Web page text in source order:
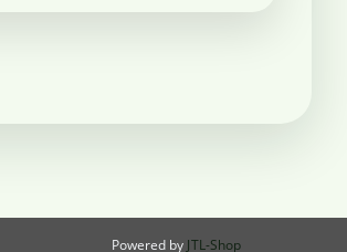
Powered by JTL-Shop